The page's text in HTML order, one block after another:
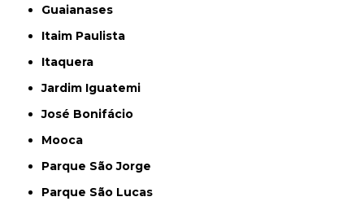
Guaianases
Itaim Paulista
Itaquera
Jardim Iguatemi
José Bonifácio
Mooca
Parque São Jorge
Parque São Lucas